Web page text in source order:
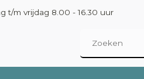
t/m vrijdag 8.00 - 16.30 uur